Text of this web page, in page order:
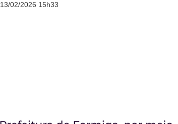
13/02/2026 15h33